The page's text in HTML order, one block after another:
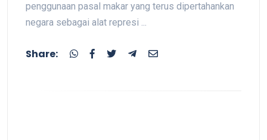
penggunaan pasal makar yang terus dipertahankan
negara sebagai alat represi ...
Share: